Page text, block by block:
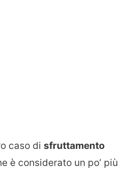
caso di sfruttamento
è considerato un po’ più